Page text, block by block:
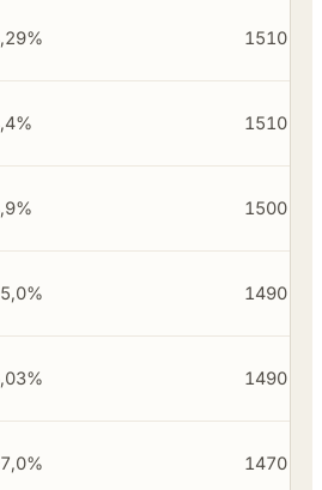
1510-
1510-
1500-
1490-
1490-
1470-